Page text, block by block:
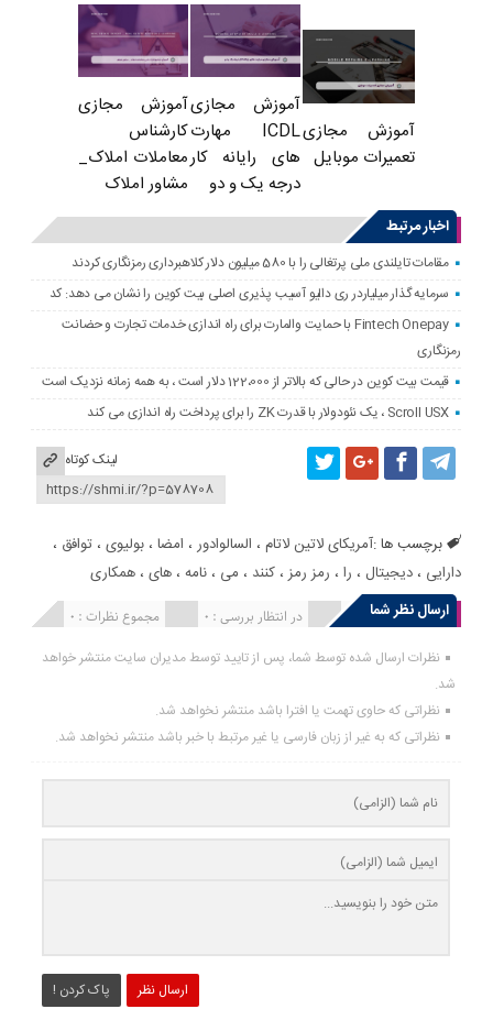
آموزش مجازی
تعمیرات موبایل
آموزش مجازی
ICDL مهارت
های رایانه کار
درجه یک و دو
آموزش مجازی
کارشناس
معاملات املاک_
مشاور املاک
اخبار مرتبط
مقامات تایلندی ملی پرتغالی را با 580 میلیون دلار کلاهبرداری رمزنگاری کردند
سرمایه گذار میلیاردر ری دالیو آسیب پذیری اصلی بیت کوین را نشان می دهد: کد
Fintech Onepay با حمایت والمارت برای راه اندازی خدمات تجارت و حضانت
رمزنگاری
قیمت بیت کوین در حالی که بالاتر از 122،000 دلار است ، به همه زمانه نزدیک است
Scroll USX ، یک نئودولار با قدرت ZK را برای پرداخت راه اندازی می کند
لینک کوتاه
برچسب ها :آمریکای لاتین لاتام ، السالوادور ، امضا ،بولیوی ،توافق ،
دارایی ،دیجیتال ، را ، رمز رمز ،کنند ، می ،نامه ،های ،همکاری
ارسال نظر شما
مجموع نظرات : 0 در انتظار بررسی : 0 انتشار یافته : 0
نظرات ارسال شده توسط شما، پس از تایید توسط مدیران سایت منتشر خواهد
شد.
نظراتی که حاوی تهمت یا افترا باشد منتشر نخواهد شد.
نظراتی که به غیر از زبان فارسی یا غیر مرتبط با خبر باشد منتشر نخواهد شد.
ارسال نظر پاک کردن !